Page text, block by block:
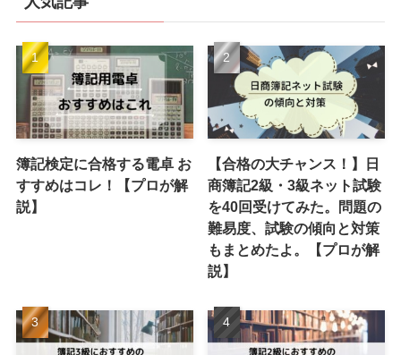
簿記検定に合格する電卓 お
すすめはコレ！【プロが解
説】
【合格の大チャンス！】日
商簿記2級・3級ネット試験
を40回受けてみた。問題の
難易度、試験の傾向と対策
もまとめたよ。【プロが解
説】